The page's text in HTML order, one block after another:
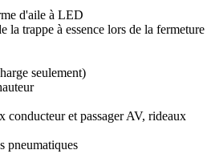
d'aile à LED
la trappe à essence lors de la fermeture
seulement)
conducteur et passager AV, rideaux
pneumatiques